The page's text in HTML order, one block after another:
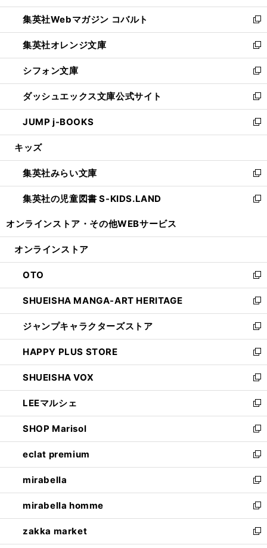
開
く
ウ
で
開
く
ン
ド
ウ
で
開
く
ウ
ィ
ン
ド
ウ
で
開
く
集英社Webマガジン コバルト
新
し
い
ウ
ィ
ン
ド
ウ
で
開
集英社オレンジ文庫
新
し
い
ウ
ィ
ン
ド
ウ
開
く
シフォン文庫
新
し
い
ウ
ィ
ン
ウ
で
開
く
ダッシュエックス文庫公式サイト
新
し
い
ウ
ン
ド
ウ
で
JUMP j-BOOKS
新
し
ウ
ィ
ン
ド
開
キッズ
集英社みらい文庫
新
し
い
ン
ウ
で
開
く
集英社の児童図書 S-KIDS.LAND
新
ウ
ン
ド
ウ
で
開
く
オンラインストア・ その他WEBサービス
オンラインストア
OTO
新
し
い
ウ
ィ
ン
ド
ウ
で
開
く
SHUEISHA MANGA-ART HERITAGE
新
し
い
ウ
ィ
ン
ド
ウ
で
開
く
ジャンプキャラクターズストア
新
し
い
ウ
ィ
ン
ド
ウ
で
開
く
HAPPY PLUS STORE
新
し
い
ウ
ィ
ン
ド
ウ
で
開
く
SHUEISHA VOX
新
し
い
ウ
ィ
ン
ド
ウ
で
開
く
LEEマルシェ
新
し
い
ウ
ィ
ン
ド
ウ
で
開
く
SHOP Marisol
新
し
い
ウ
ィ
ン
ド
ウ
で
開
eclat premium
新
し
い
ウ
ィ
ン
ド
ウ
mirabella
新
し
い
ウ
ィ
ン
mirabella homme
新
し
い
ウ
zakka market
新